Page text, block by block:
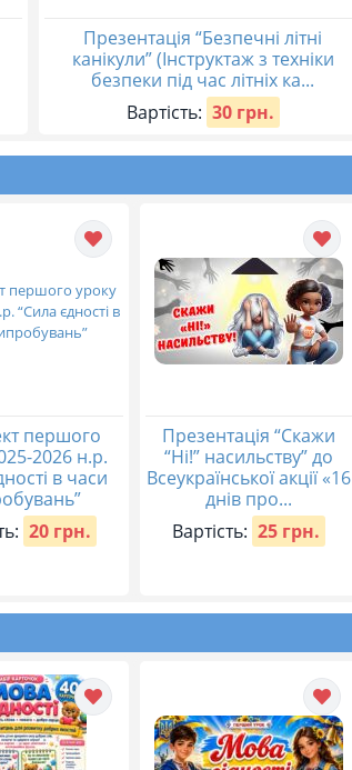
Презентація “Безпечні літні
канікули” (Інструктаж з техніки
безпеки під час літніх ка...
Вартість: 30 грн.
першого
2026 н.р.
в часи
20 грн.
Презентація “Скажи
“Ні!” насильству” до
Всеукраїнської акції «16
днів про...
Вартість: 25 грн.